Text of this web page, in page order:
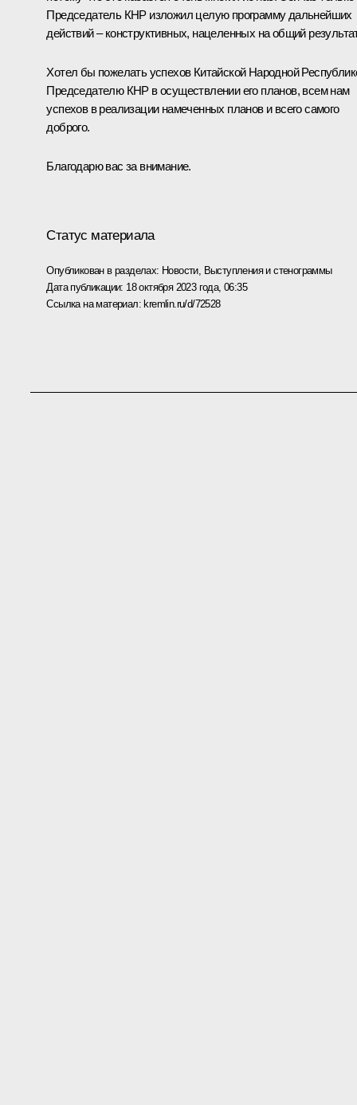
Председатель КНР изложил целую программу дальнейших
действий – конструктивных, нацеленных на общий
Хотел бы пожелать успехов Китайской Народной
Председателю КНР в осуществлении его планов, всем нам
успехов в реализации намеченных планов и всего самого
доброго.
Благодарю вас за внимание.
Статус материала
Опубликован в разделах: Новости, Выступления и стенограммы
Дата публикации: 18 октября 2023 года, 06:35
Ссылка на материал: kremlin.ru/d/72528